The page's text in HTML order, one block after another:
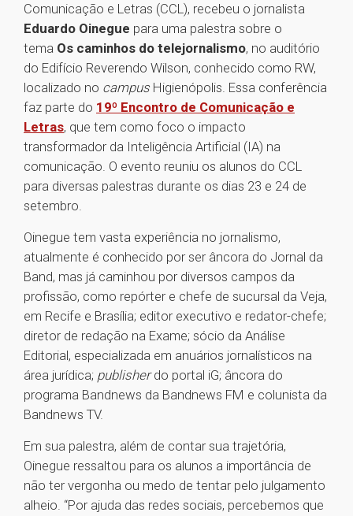
Comunicação e Letras (CCL), recebeu o jornalista
Eduardo Oinegue para uma palestra sobre o
tema Os caminhos do telejornalismo, no auditório
do Edifício Reverendo Wilson, conhecido como RW,
localizado no campus Higienópolis. Essa conferência
faz parte do 19º Encontro de Comunicação e
Letras, que tem como foco o impacto
transformador da Inteligência Artificial (IA) na
comunicação. O evento reuniu os alunos do CCL
para diversas palestras durante os dias 23 e 24 de
setembro.
Oinegue tem vasta experiência no jornalismo,
atualmente é conhecido por ser âncora do Jornal da
Band, mas já caminhou por diversos campos da
profissão, como repórter e chefe de sucursal da Veja,
em Recife e Brasília; editor executivo e redator-chefe;
diretor de redação na Exame; sócio da Análise
Editorial, especializada em anuários jornalísticos na
área jurídica; publisherdo portal iG; âncora do
programa Bandnews da Bandnews FM e colunista da
Bandnews TV.
Em sua palestra, além de contar sua trajetória,
Oinegue ressaltou para os alunos a importância de
não ter vergonha ou medo de tentar pelo julgamento
alheio. “Por ajuda das redes sociais, percebemos que